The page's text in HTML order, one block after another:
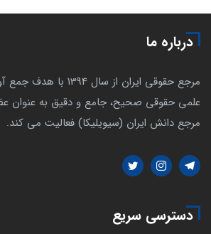
درباره ما
مرجع حقوقی ایران از سال
علمی حقوقی صحیح، جامع و دقیق به عنوان
مرجع دانش ایران (سیویلیکا) فعالیت می کند.
دسترسی سریع